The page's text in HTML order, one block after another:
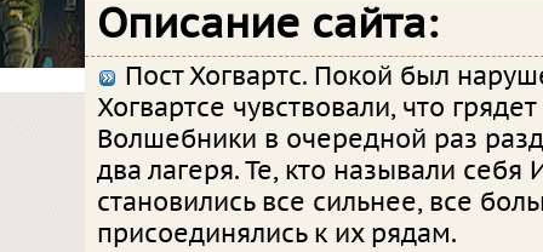
Описание сайта:
Пост Хогвартс. Покой был
Хогвартсе чувствовали, что
Волшебники в очередной раз
два лагеря. Те, кто называли себя
становились все сильнее, все
присоединялись к их рядам.